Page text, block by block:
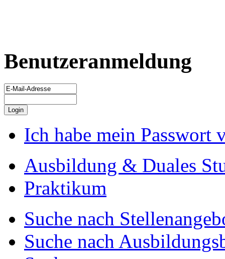
Benutzeranmeldung
Ich habe mein Passwort
Ausbildung & Duales
Praktikum
Suche nach
Suche nach